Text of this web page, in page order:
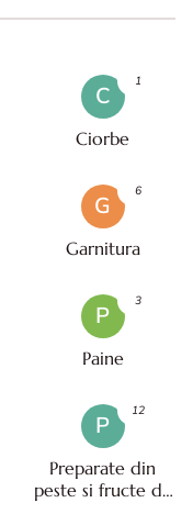
C
Ciorbe
1
G
Garnitura
6
P
Paine
3
P
Preparate din
peste si fructe de
12